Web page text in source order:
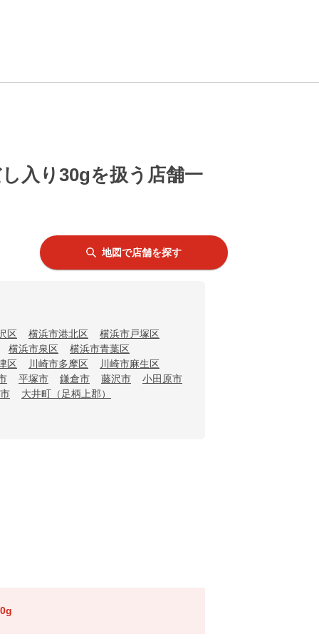
入り30gを扱う店舗一
地図で店舗を探す
区 横浜市港北区
横浜市戸塚区
横浜市泉区
横浜市青葉区
区
川崎市多摩区
川崎市麻生区
平塚市 鎌倉市 藤沢市
小田原市
大井町（足柄上郡）